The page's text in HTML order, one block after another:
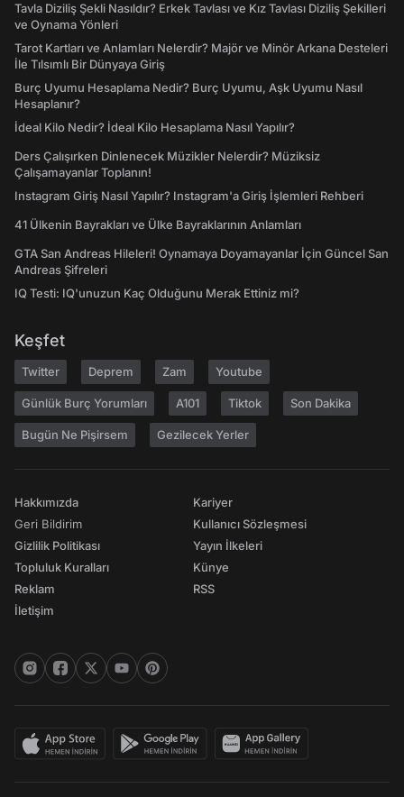
Tavla Diziliş Şekli Nasıldır? Erkek Tavlası ve Kız Tavlası Diziliş Şekilleri
ve Oynama Yönleri
Tarot Kartları ve Anlamları Nelerdir? Majör ve Minör Arkana Desteleri
İle Tılsımlı Bir Dünyaya Giriş
Burç Uyumu Hesaplama Nedir? Burç Uyumu, Aşk Uyumu Nasıl
Hesaplanır?
İdeal Kilo Nedir? İdeal Kilo Hesaplama Nasıl Yapılır?
Ders Çalışırken Dinlenecek Müzikler Nelerdir? Müziksiz
Çalışamayanlar Toplanın!
Instagram Giriş Nasıl Yapılır? Instagram'a Giriş İşlemleri Rehberi
41 Ülkenin Bayrakları ve Ülke Bayraklarının Anlamları
GTA San Andreas Hileleri! Oynamaya Doyamayanlar İçin Güncel San
Andreas Şifreleri
IQ Testi: IQ'unuzun Kaç Olduğunu Merak Ettiniz mi?
Keşfet
Twitter Deprem Zam Youtube
Günlük Burç Yorumları A101 Tiktok Son Dakika
Bugün Ne Pişirsem Gezilecek Yerler
Hakkımızda
Geri Bildirim
Gizlilik Politikası
Topluluk Kuralları
Reklam
İletişim
Kariyer
Kullanıcı Sözleşmesi
Yayın İlkeleri
Künye
RSS